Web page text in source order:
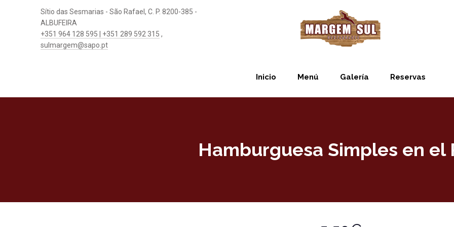
Sítio das Sesmarias - São Rafael, C. P. 8200-385 -
ALBUFEIRA
+351 964 128 595 | +351 289 592 315 ,
sulmargem@sapo.pt
Inicio Menú Galería Reservas
Hamburguesa Simples en el